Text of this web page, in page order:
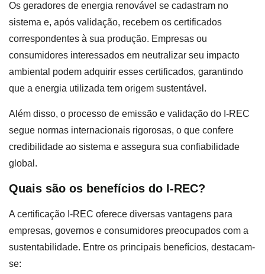
Os geradores de energia renovável se cadastram no
sistema e, após validação, recebem os certificados
correspondentes à sua produção. Empresas ou
consumidores interessados em neutralizar seu impacto
ambiental podem adquirir esses certificados, garantindo
que a energia utilizada tem origem sustentável.
Além disso, o processo de emissão e validação do I-REC
segue normas internacionais rigorosas, o que confere
credibilidade ao sistema e assegura sua confiabilidade
global.
Quais são os benefícios do I-REC?
A certificação I-REC oferece diversas vantagens para
empresas, governos e consumidores preocupados com a
sustentabilidade. Entre os principais benefícios, destacam-
se: